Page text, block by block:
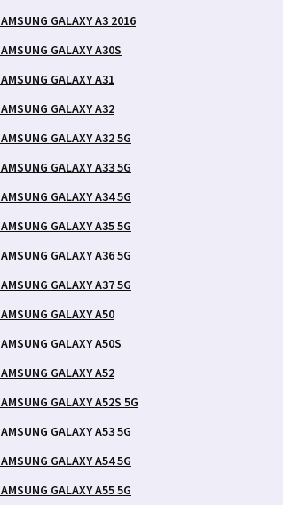
GALAXY A3 2016
GALAXY A30S
GALAXY A31
GALAXY A32
GALAXY A32 5G
GALAXY A33 5G
GALAXY A34 5G
GALAXY A35 5G
GALAXY A36 5G
GALAXY A37 5G
GALAXY A50
GALAXY A50S
GALAXY A52
GALAXY A52S 5G
GALAXY A53 5G
GALAXY A54 5G
GALAXY A55 5G